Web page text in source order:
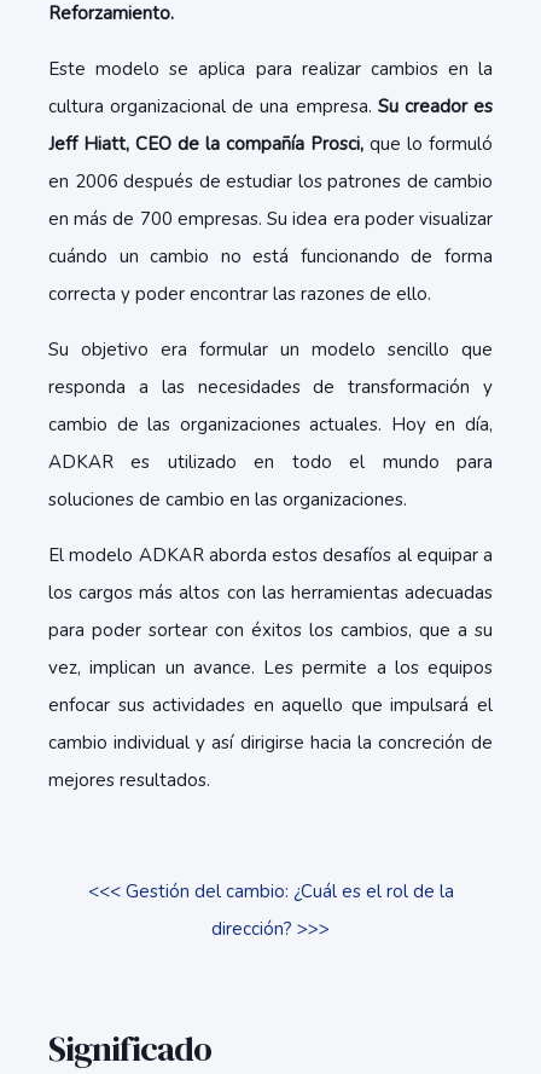
Reforzamiento.
Este modelo se aplica para realizar cambios en la
cultura organizacional de una empresa. Su creador es
Jeff Hiatt, CEO de la compañía Prosci, que lo formuló
en 2006 después de estudiar los patrones de cambio
en más de 700 empresas. Su idea era poder visualizar
cuándo un cambio no está funcionando de forma
correcta y poder encontrar las razones de ello.
Su objetivo era formular un modelo sencillo que
responda a las necesidades de transformación y
cambio de las organizaciones actuales. Hoy en día,
ADKAR es utilizado en todo el mundo para
soluciones de cambio en las organizaciones.
El modelo ADKAR aborda estos desafíos al equipar a
los cargos más altos con las herramientas adecuadas
para poder sortear con éxitos los cambios, que a su
vez, implican un avance. Les permite a los equipos
enfocar sus actividades en aquello que impulsará el
cambio individual y así dirigirse hacia la concreción de
mejores resultados.
<<< Gestión del cambio: ¿Cuál es el rol de la
dirección? >>>
Significado